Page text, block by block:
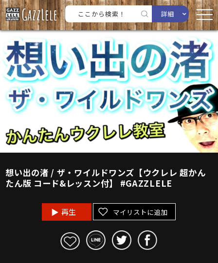
詳細
想い出の渚 / ザ・ワイルドワンズ【ウクレレ 超かん
たん版 コード&レッスン付】 #GAZZLELE
再生 マイリストに追加